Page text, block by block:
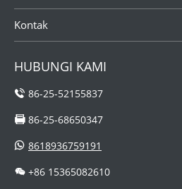
Kontak
HUBUNGI KAMI
86-25-52155837
86-25-68650347
8618936759191
+86 15365082610